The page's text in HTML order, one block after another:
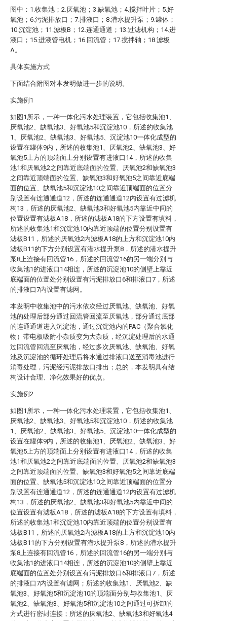
图中：1.收集池；2.厌氧池；3.缺氧池；4.搅拌叶片；5.好
氧池；6.污泥排放口；7.排液口；8.潜水提升泵；9.罐体；
10.沉淀池；11.滤板B；12.连通通道；13.过滤机构；14.进
液口；15.进液管电机；16.回流管；17.搅拌轴；18.滤板
A。
具体实施方式
下面结合附图对本发明做进一步的说明。
实施例1
如图1所示，一种一体化污水处理装置，它包括收集池1、
厌氧池2、缺氧池3、好氧池5和沉淀池10，所述的收集池
1、厌氧池2、缺氧池3、好氧池5、沉淀池10一体化成型的
设置在罐体9内，所述的收集池1、厌氧池2、缺氧池3、好
氧池5上方的顶端面上分别设置有进液口14，所述的收集
池1和厌氧池2之间靠近底端面的位置、厌氧池2和缺氧池3
之间靠近顶端面的位置、缺氧池3和好氧池5之间靠近底端
面的位置、缺氧池5和沉淀池10之间靠近顶端面的位置分
别设置有连通通道12，所述的连通通道12内设置有过滤机
构13，所述的厌氧池2、缺氧池3和好氧池5内靠近中间的
位置设置有滤板A18，所述的滤板A18的下方设置有填料，
所述的收集池1和沉淀池10内靠近顶端的位置分别设置有
滤板B11，所述的厌氧池2内滤板A18的上方和沉淀池10内
滤板B11的下方分别设置有潜水提升泵8，所述的潜水提升
泵8上连接有回流管16，所述的回流管16的另一端分别与
收集池1的进液口14相连，所述的沉淀池10的侧壁上靠近
底端面的位置处分别设置有污泥排放口6和排液口7，所述
的排液口7内设置有滤网。
本发明中收集池中的污水依次经过厌氧池、缺氧池、好氧
池的处理后部分通过回流管回流至厌氧池，部分通过底部
的连通通道进入沉淀池，通过沉淀池内的PAC（聚合氯化
物）带电板吸附小杂质变为大杂质，经沉淀处理后的水通
过回流管回流至厌氧池，经过多次厌氧池、缺氧池、好氧
池及沉淀池的循环处理后将水通过排液口送至消毒池进行
消毒处理，污泥经污泥排放口排出；总的，本发明具有结
构设计合理、净化效果好的优点。
实施例2
如图1所示，一种一体化污水处理装置，它包括收集池1、
厌氧池2、缺氧池3、好氧池5和沉淀池10，所述的收集池
1、厌氧池2、缺氧池3、好氧池5、沉淀池10一体化成型的
设置在罐体9内，所述的收集池1、厌氧池2、缺氧池3、好
氧池5上方的顶端面上分别设置有进液口14，所述的收集
池1和厌氧池2之间靠近底端面的位置、厌氧池2和缺氧池3
之间靠近顶端面的位置、缺氧池3和好氧池5之间靠近底端
面的位置、缺氧池5和沉淀池10之间靠近顶端面的位置分
别设置有连通通道12，所述的连通通道12内设置有过滤机
构13，所述的厌氧池2、缺氧池3和好氧池5内靠近中间的
位置设置有滤板A18，所述的滤板A18的下方设置有填料，
所述的收集池1和沉淀池10内靠近顶端的位置分别设置有
滤板B11，所述的厌氧池2内滤板A18的上方和沉淀池10内
滤板B11的下方分别设置有潜水提升泵8，所述的潜水提升
泵8上连接有回流管16，所述的回流管16的另一端分别与
收集池1的进液口14相连，所述的沉淀池10的侧壁上靠近
底端面的位置处分别设置有污泥排放口6和排液口7，所述
的排液口7内设置有滤网；所述的收集池1、厌氧池2、缺
氧池3、好氧池5和沉淀池10的顶端面分别与收集池1、厌
氧池2、缺氧池3、好氧池5和沉淀池10之间通过可拆卸的
方式进行密封连接；所述的厌氧池2、缺氧池3和好氧池4